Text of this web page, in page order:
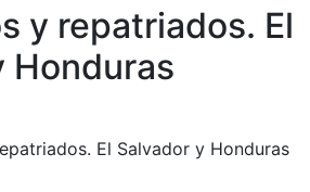
P. SEGUNDO MONTES
y repatriados. El
Honduras
El Salvador y Honduras